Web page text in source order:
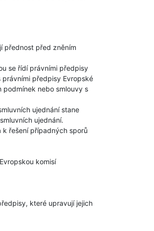
přednost před zněním
se řídí právními předpisy
předpisy Evropské
podmínek nebo smlouvy s
ujednání stane
ujednání.
řešení případných sporů
komisí
které upravují jejich